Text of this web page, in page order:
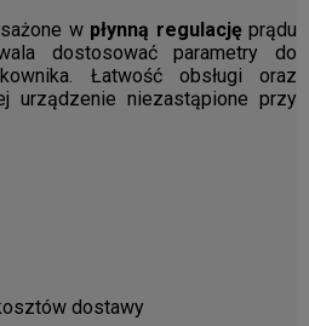
w płynną regulacjęprądu
dostosować parametry do
Łatwość obsługi oraz
urządzenie niezastąpione przy
dostawy